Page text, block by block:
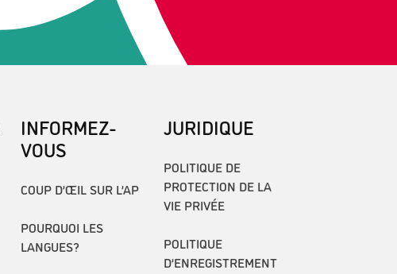
INFORMEZ-
VOUS
COUP D’ŒIL SUR L’AP
POURQUOI LES
LANGUES?
JURIDIQUE
POLITIQUE DE
PROTECTION DE LA
VIE PRIVÉE
POLITIQUE
D’ENREGISTREMENT